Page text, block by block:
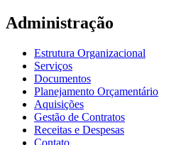
Administração
Estrutura Organizacional
Serviços
Documentos
Planejamento Orçamentário
Aquisições
Gestão de Contratos
Receitas e Despesas